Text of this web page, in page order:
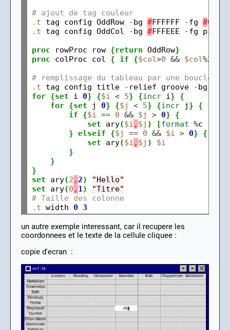
# ajout de tag couleur
.t tag config OddRow -bg #FFFFFF -fg #
.t tag config OddCol -bg #FFFEEE -fg pink
proc rowProc row {return OddRow}
proc colProc col { if {$col>0 && $col%2
# remplissage du tableau par une boucle
.t tag config title - relief groove -bg
for {set i 0} {$i < 5} {incr i}
{
for {set j 0} {$j < 5} {incr j }
{
if
{$i == 0 && $j > 0}
{
set ary($i , $j ) [format %c
} elseif {$j == 0 && $i > 0}
{
set ary($i , $j )
$i
}
}
}
set ary(2 ,2)
"Hello"
set ary(0 , 1)
"Titre"
# Taille des colonne
.t width 0 3
un autre exemple interessant, car il recupere les
coordonnees et le texte de la cellule cliquee :
copie d'ecran :